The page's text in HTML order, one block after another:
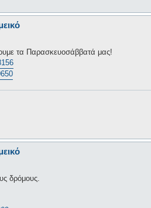
τα Παρασκευοσάββατά μας!
δρόμους.